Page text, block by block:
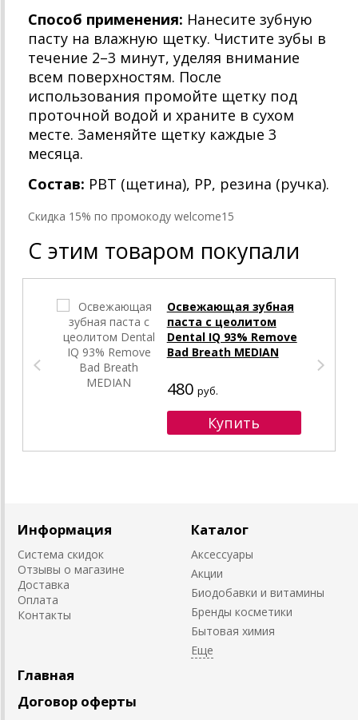
Способ применения: Нанесите зубную
пасту на влажную щетку. Чистите зубы в
течение 2–3 минут, уделяя внимание
всем поверхностям. После
использования промойте щетку под
проточной водой и храните в сухом
месте. Заменяйте щетку каждые 3
месяца.
Состав: PBT (щетина), PP, резина (ручка).
Cкидка 15% по промокоду welcome15
С этим товаром покупали
Освежающая зубная
паста с цеолитом
Dental IQ 93% Remove
Bad Breath MEDIAN
480 руб.
Информация
Система скидок
Отзывы о магазине
Доставка
Оплата
Контакты
Каталог
Аксессуары
Акции
Биодобавки и витамины
Бренды косметики
Бытовая химия
Главная
Договор оферты